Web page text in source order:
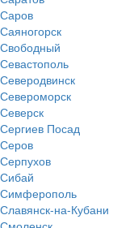
Саров
Саяногорск
Свободный
Севастополь
Северодвинск
Североморск
Северск
Сергиев Посад
Серов
Серпухов
Сибай
Симферополь
Славянск-на-Кубани